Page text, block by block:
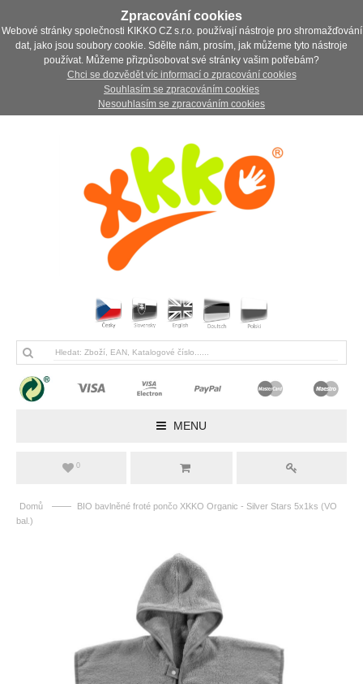
Zpracování cookies
Webové stránky společnosti KIKKO CZ s.r.o. používají nástroje pro shromažďování
dat, jako jsou soubory cookie. Sdělte nám, prosím, jak můžeme tyto nástroje
používat. Můžeme přizpůsobovat své stránky vašim potřebám?
Chci se dozvědět víc informací o zpracování cookies
Souhlasím se zpracováním cookies
Nesouhlasím se zpracováním cookies
MENU
0
Domů ——
BIO bavlněné froté pončo XKKO Organic - Silver Stars 5x1ks (VO
bal.)